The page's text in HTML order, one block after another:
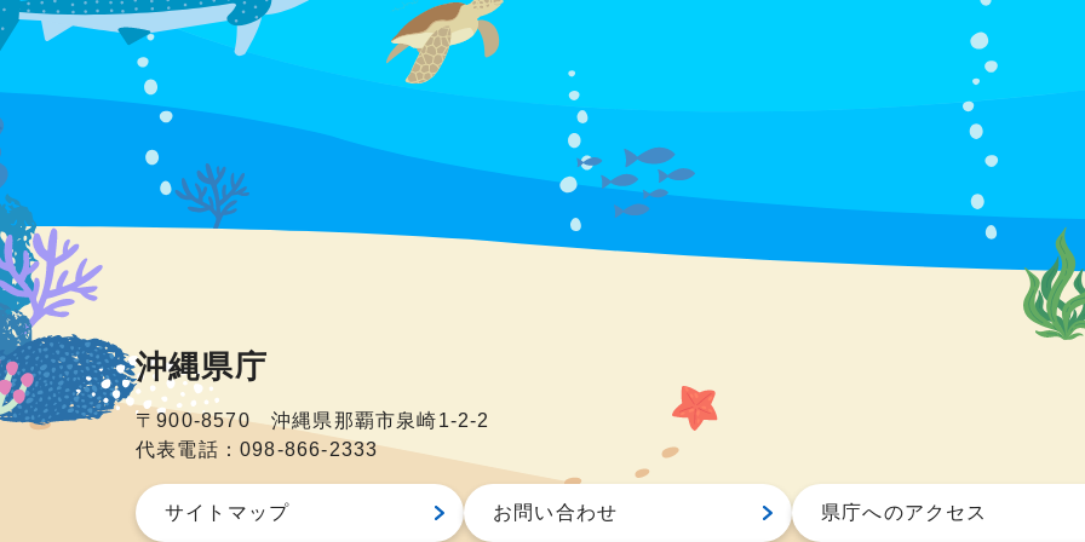
沖縄県庁
〒900-8570 沖縄県那覇市泉崎1-2-2
代表電話：098-866-2333
サイトマップ お問い合わせ 県庁へのアクセス